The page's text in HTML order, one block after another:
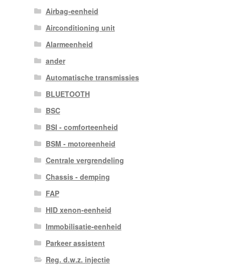
Airbag-eenheid
Airconditioning unit
Alarmeenheid
ander
Automatische transmissies
BLUETOOTH
BSC
BSI - comforteenheid
BSM - motoreenheid
Centrale vergrendeling
Chassis - demping
FAP
HID xenon-eenheid
Immobilisatie-eenheid
Parkeer assistent
Reg. d.w.z. injectie